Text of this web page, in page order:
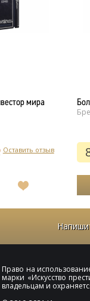
мира
Оставить отзыв
желаний
Право на
марки «Искусство
владельцам и